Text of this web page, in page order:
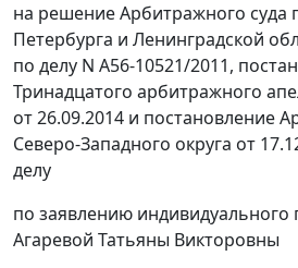
на решениеАрбитражного суда
Петербурга и Ленинградской
по делу N А56-10521/2011,
Тринадцатого арбитражного
от 26.09.2014 и постановление
Северо-Западного округа от
делу
по заявлению
Агаревой Татьяны Викторовны